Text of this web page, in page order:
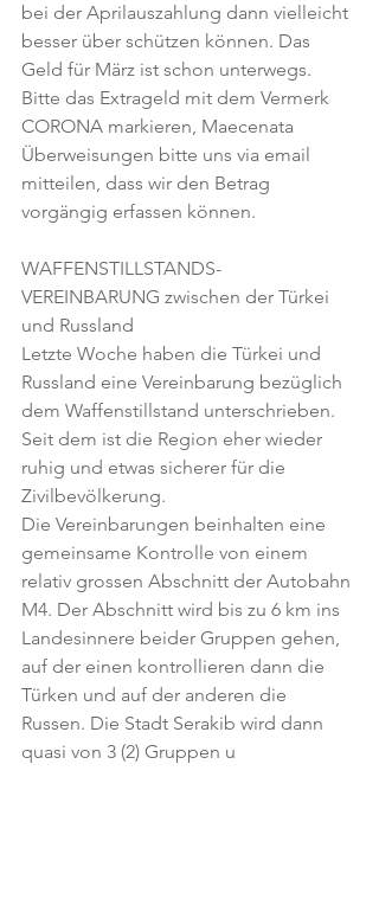
bei der Aprilauszahlung dann vielleicht
besser über schützen können. Das
Geld für März ist schon unterwegs.
Bitte das Extrageld mit dem Vermerk
CORONA markieren, Maecenata
Überweisungen bitte uns via email
mitteilen, dass wir den Betrag
vorgängig erfassen können.
WAFFENSTILLSTANDS-
VEREINBARUNG zwischen der Türkei
und Russland
Letzte Woche haben die Türkei und
Russland eine Vereinbarung bezüglich
dem Waffenstillstand unterschrieben.
Seit dem ist die Region eher wieder
ruhig und etwas sicherer für die
Zivilbevölkerung.
Die Vereinbarungen beinhalten eine
gemeinsame Kontrolle von einem
relativ grossen Abschnitt der Autobahn
M4. Der Abschnitt wird bis zu 6 km ins
Landesinnere beider Gruppen gehen,
auf der einen kontrollieren dann die
Türken und auf der anderen die
Russen. Die Stadt Serakib wird dann
quasi von 3 (2) Gruppen u